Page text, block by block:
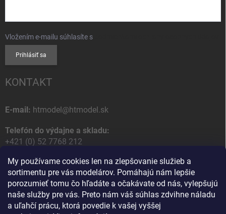
My používame cookies len na zlepšovanie služieb a
sortimentu pre vás modelárov. Pomáhajú nám lepšie
porozumieť tomu čo hľadáte a očakávate od nás, vylepšujú
naše služby pre vás. Preto nám váš súhlas zdvihne náladu
a uľahčí prácu, ktorá povedie k vašej vyššej
Vložením e-mailu súhlasíte s
Prihlásiť sa
KONTAKT
E-mail: htmodel@htmodel.sk
Telefón do výdajne a skladu:
+421 (0) 52 7768 212
Poštová / Odberná adresa:
HT model
Na letisko 49
058 01 Poprad
Slovenská Republika